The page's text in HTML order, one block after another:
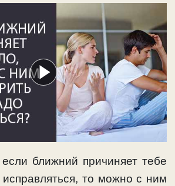
ближний причиняет тебе
то можно с ним